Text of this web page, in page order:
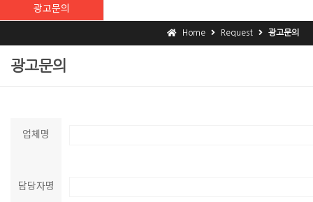
광고문의
Home Request 광고문의
광고문의
업체명
담당자명